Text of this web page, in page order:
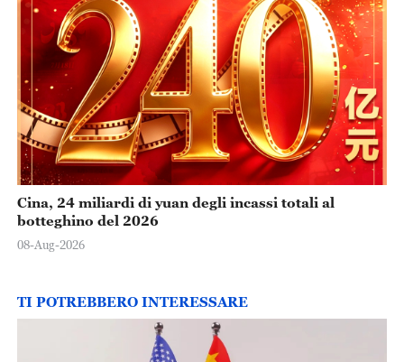
Cina, 24 miliardi di yuan degli incassi totali al
botteghino del 2026
08-Aug-2026
TI POTREBBERO INTERESSARE